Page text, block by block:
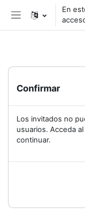
Salta al contenido
Panel lateral
En
Confirmar
Los invitados no
usuarios. Acceda
continuar.